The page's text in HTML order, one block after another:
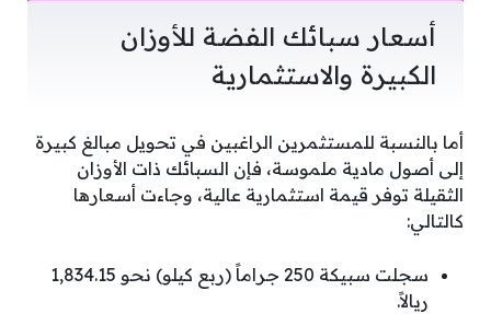
أسعار سبائك الفضة للأوزان
الكبيرة والاستثمارية
أما بالنسبة للمستثمرين الراغبين في تحويل مبالغ كبيرة
إلى أصول مادية ملموسة، فإن السبائك ذات الأوزان
الثقيلة توفر قيمة استثمارية عالية، وجاءت أسعارها
كالتالي:
سجلت سبيكة 250 جراماً (ربع كيلو) نحو 1,834.15
ريالاً.